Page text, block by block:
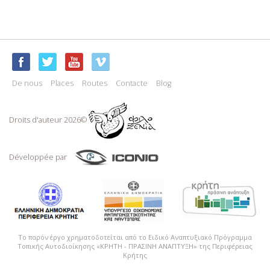
De nous Places Routes Contacte Blog
Droits d'auteur 2026©
Développée par
Το παρόν έργο χρηματοδοτείται από το Ειδικό Αναπτυξιακό Πρόγραμμα
Τοπικής Αυτοδιοίκησης «ΚΡΗΤΗ - ΠΡΑΣΙΝΗ ΑΝΑΠΤΥΞΗ» της Περιφέρειας
Κρήτης